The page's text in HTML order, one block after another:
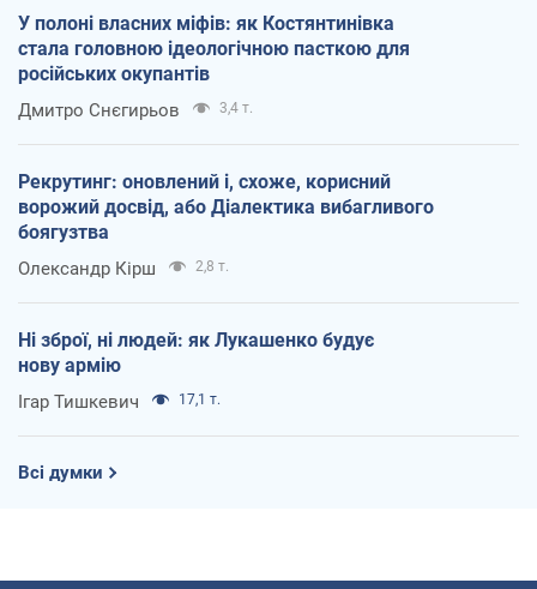
У полоні власних міфів: як Костянтинівка
стала головною ідеологічною пасткою для
російських окупантів
Дмитро Снєгирьов 3,4 т.
Рекрутинг: оновлений і, схоже, корисний
ворожий досвід, або Діалектика вибагливого
боягузтва
Олександр Кірш 2,8 т.
Ні зброї, ні людей: як Лукашенко будує
нову армію
Ігар Тишкевич 17,1 т.
Всі думки